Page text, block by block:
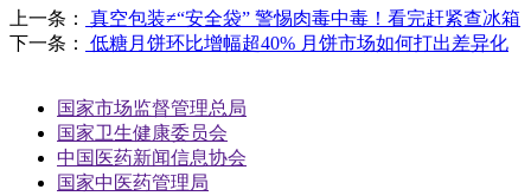
上一条：
真空包装≠“安全袋” 警惕肉毒中毒！看完赶紧查冰箱
下一条：
低糖月饼环比增幅超40% 月饼市场如何打出差异化
国家市场监督管理总局
国家卫生健康委员会
中国医药新闻信息协会
国家中医药管理局